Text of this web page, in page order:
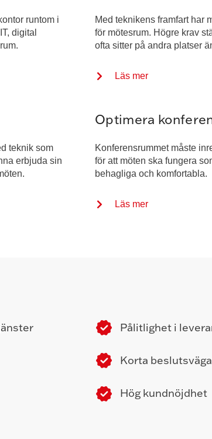
runtom i
digital
teknik som
erbjuda sin
Med teknikens framfart har
för mötesrum. Högre krav
ofta sitter på andra platser
Läs mer
Optimera
Konferensrummet måste
för att möten ska fungera
behagliga och komfortabla.
Läs mer
Pålitlighet i
Korta
Hög kundnöjdhet